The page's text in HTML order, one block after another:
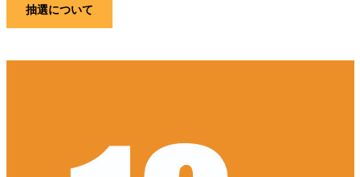
抽選について